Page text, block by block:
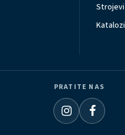
Strojevi
Katalozi
PRATITE NAS